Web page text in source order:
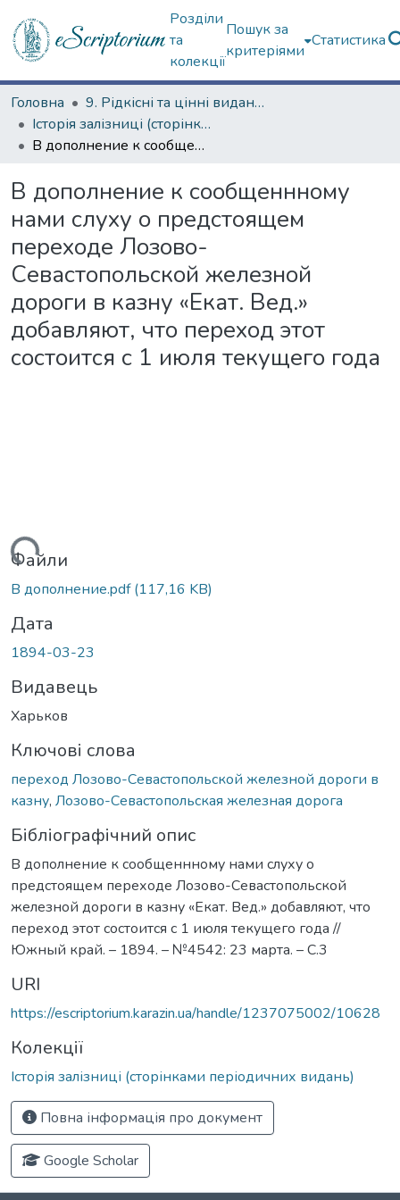
Розділи
та
колекції
Пошук за
критеріями
Статистика
Головна
9. Рідкісні та цінні видання
Історія залізниці (сторінками періодичних видань)
В дополнение к сообщеннному нами слуху о предстоящем переходе Лозово-Севастопольской железной дороги в казну «Екат. Вед.» добавляют, что переход этот состоится с 1 июля текущего года
В дополнение к сообщеннному
нами слуху о предстоящем
переходе Лозово-
Севастопольской железной
дороги в казну «Екат. Вед.»
добавляют, что переход этот
состоится с 1 июля текущего года
Файли
В дополнение.pdf(117,16 KB)
Дата
1894-03-23
Видавець
Харьков
Ключові слова
переход Лозово-Севастопольской железной дороги в
казну, Лозово-Севастопольская железная дорога
Бібліографічний опис
В дополнение к сообщеннному нами слуху о
предстоящем переходе Лозово-Севастопольской
железной дороги в казну «Екат. Вед.» добавляют, что
переход этот состоится с 1 июля текущего года //
Южный край. – 1894. – №4542: 23 марта. – С.3
URI
https://escriptorium.karazin.ua/handle/1237075002/10628
Колекції
Історія залізниці (сторінками періодичних видань)
Повна інформація про документ
Google Scholar